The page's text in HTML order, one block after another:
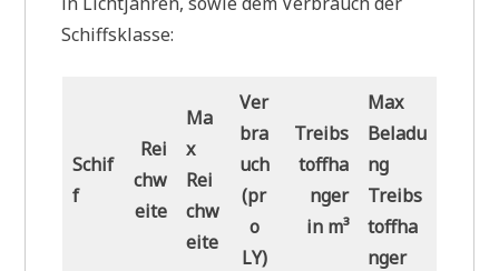
Schiffsklasse:
Schif
f
Rei
chw
eite
Ma
x
Rei
chw
eite
Ver
bra
uch
(pr
o
LY)
Treibs
toffha
nger
in m³
Max
Beladu
ng
Treibs
toffha
nger